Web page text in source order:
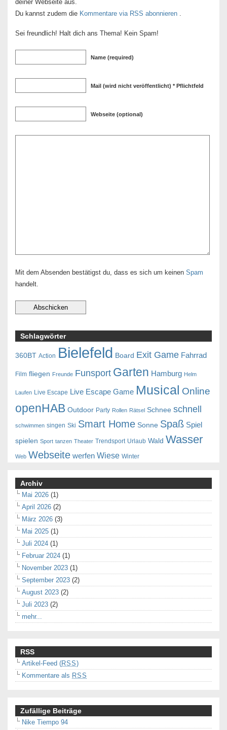
deiner Webseite aus.
Du kannst zudem die Kommentare via RSS abonnieren .
Sei freundlich! Halt dich ans Thema! Kein Spam!
Name (required)
Mail (wird nicht veröffentlicht) * Pflichtfeld
Webseite (optional)
Mit dem Absenden bestätigst du, dass es sich um keinen Spam
handelt.
Schlagwörter
360BT Action Bielefeld Board Exit Game Fahrrad
Film fliegen Freunde Funsport Garten Hamburg Helm
Laufen Live Escape Live Escape Game Musical Online
openHAB Outdoor Party Rollen Rätsel Schnee schnell
schwimmen singen Ski Smart Home Sonne Spaß Spiel
spielen Sport tanzen Theater Trendsport Urlaub Wald Wasser
Web Webseite werfen Wiese Winter
Archiv
Mai 2026 (1)
April 2026 (2)
März 2026 (3)
Mai 2025 (1)
Juli 2024 (1)
Februar 2024 (1)
November 2023 (1)
September 2023 (2)
August 2023 (2)
Juli 2023 (2)
mehr...
RSS
Artikel-Feed (RSS)
Kommentare als RSS
Zufällige Beiträge
Nike Tiempo 94